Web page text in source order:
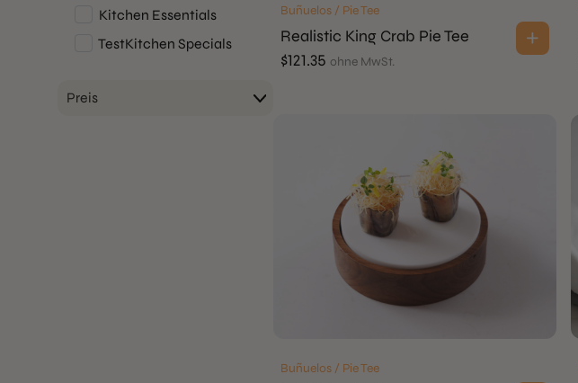
Kitchen Essentials
TestKitchen Specials
Preis
Buñuelos / Pie Tee
Realistic King Crab Pie Tee
$121.35 ohne MwSt.
Buñuelos / Pie Tee